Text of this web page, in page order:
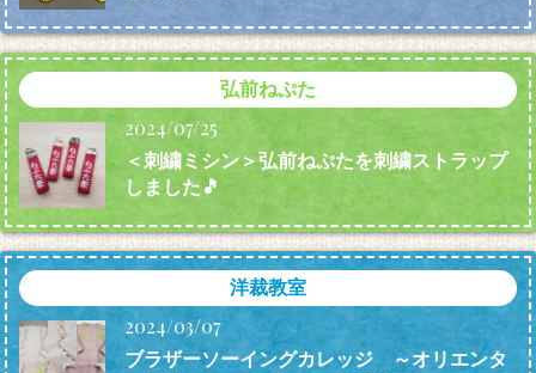
弘前ねぷた
2024/07/25
＜刺繍ミシン＞弘前ねぷたを刺繍ストラップ
しました🎵
洋裁教室
2024/03/07
ブラザーソーイングカレッジ ～オリエンタ